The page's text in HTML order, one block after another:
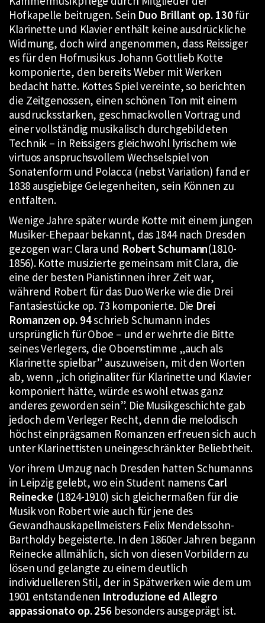
Hofkapelle beitrugen. Sein Duo Brillant op. 130für
Klarinette und Klavier enthält keine ausdrückliche
Widmung, doch wird angenommen, dass Reissiger
es für den Hofmusikus Johann Gottlieb Kotte
komponierte, den bereits Weber mit Werken
bedacht hatte. Kottes Spiel vereinte, so berichten
die Zeitgenossen, einen schönen Ton mit einem
ausdrucksstarken, geschmackvollen Vortrag und
einer vollständig musikalisch durchgebildeten
Technik – in Reissigers gleichwohl lyrischem wie
virtuos anspruchsvollem Wechselspiel von
Sonatenform und Polacca (nebst Variation) fand er
1838 ausgiebige Gelegenheiten, sein Können zu
entfalten.
Wenige Jahre später wurde Kotte mit einem jungen
Musiker-Ehepaar bekannt, das 1844 nach Dresden
gezogen war: Clara und Robert Schumann(1810-
1856). Kotte musizierte gemeinsam mit Clara, die
eine der besten Pianistinnen ihrer Zeit war,
während Robert für das Duo Werke wie die Drei
Fantasiestücke op. 73 komponierte. Die Drei
Romanzen op. 94schrieb Schumann indes
ursprünglich für Oboe – und er wehrte die Bitte
seines Verlegers, die Oboenstimme „auch als
Klarinette spielbar” auszuweisen, mit den Worten
ab, wenn „ich originaliter für Klarinette und Klavier
komponiert hätte, würde es wohl etwas ganz
anderes geworden sein”. Die Musikgeschichte gab
jedoch dem Verleger Recht, denn die melodisch
höchst einprägsamen Romanzen erfreuen sich auch
unter Klarinettisten uneingeschränkter Beliebtheit.
Vor ihrem Umzug nach Dresden hatten Schumanns
in Leipzig gelebt, wo ein Student namens Carl
Reinecke (1824-1910) sich gleichermaßen für die
Musik von Robert wie auch für jene des
Gewandhauskapellmeisters Felix Mendelssohn-
Bartholdy begeisterte. In den 1860er Jahren begann
Reinecke allmählich, sich von diesen Vorbildern zu
lösen und gelangte zu einem deutlich
individuelleren Stil, der in Spätwerken wie dem um
1901 entstandenen Introduzione ed Allegro
appassionato op. 256 besonders ausgeprägt ist.